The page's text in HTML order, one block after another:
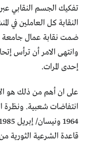
تفكيك الجسم النقابي
النقابة كل العاملين في
ضمت نقابة عمال جامعة
وانتهى الامر أن ترأس
إحدى المرات.
على ان أهم من ذلك هو
انتفاضات شعبية. ونظرة
قاعدة الشرعية الثورية